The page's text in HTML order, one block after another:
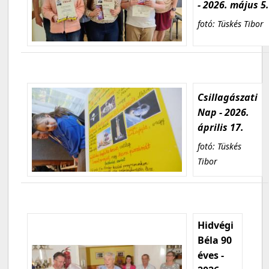
- 2026. május 5.
fotó: Tüskés Tibor
Csillagászati
Nap - 2026.
április 17.
fotó: Tüskés
Tibor
Hidvégi
Béla 90
éves -